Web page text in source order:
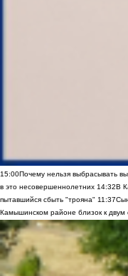
15:00Почему нельзя выбрасывать
в это несовершеннолетних 14:32В
пытавшийся сбыть "трояна" 11:37
Камышинском районе близок к